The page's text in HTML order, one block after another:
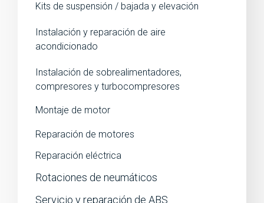
Kits de suspensión / bajada y elevación
Instalación y reparación de aire
acondicionado
Instalación de sobrealimentadores,
compresores y turbocompresores
Montaje de motor
Reparación de motores
Reparación eléctrica
Rotaciones de neumáticos
Servicio y reparación de ABS